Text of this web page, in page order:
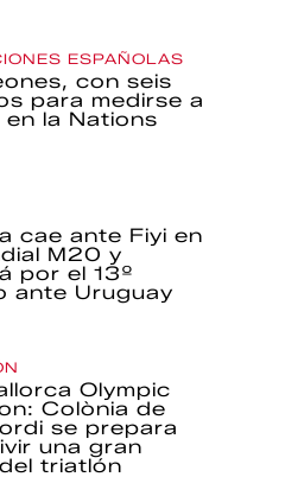
ESPAÑOLAS
con seis
para medirse a
en la Nations
cae ante Fiyi en
M20 y
por el 13º
ante Uruguay
Olympic
Colònia de
se prepara
una gran
triatlón